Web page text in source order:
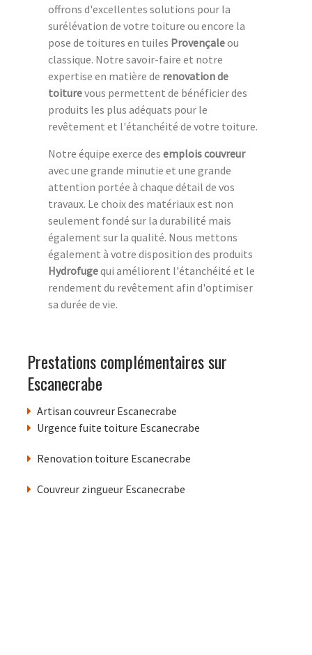
offrons d'excellentes solutions pour la
surélévation de votre toiture ou encore la
pose de toitures en tuiles Provençaleou
classique. Notre savoir-faire et notre
expertise en matière de renovation de
toiturevous permettent de bénéficier des
produits les plus adéquats pour le
revêtement et l'étanchéité de votre toiture.
Notre équipe exerce des emplois couvreur
avec une grande minutie et une grande
attention portée à chaque détail de vos
travaux. Le choix des matériaux est non
seulement fondé sur la durabilité mais
également sur la qualité. Nous mettons
également à votre disposition des produits
Hydrofugequi améliorent l'étanchéité et le
rendement du revêtement afin d'optimiser
sa durée de vie.
Prestations complémentaires sur
Escanecrabe
Artisan couvreur Escanecrabe
Urgence fuite toiture Escanecrabe
Renovation toiture Escanecrabe
Couvreur zingueur Escanecrabe